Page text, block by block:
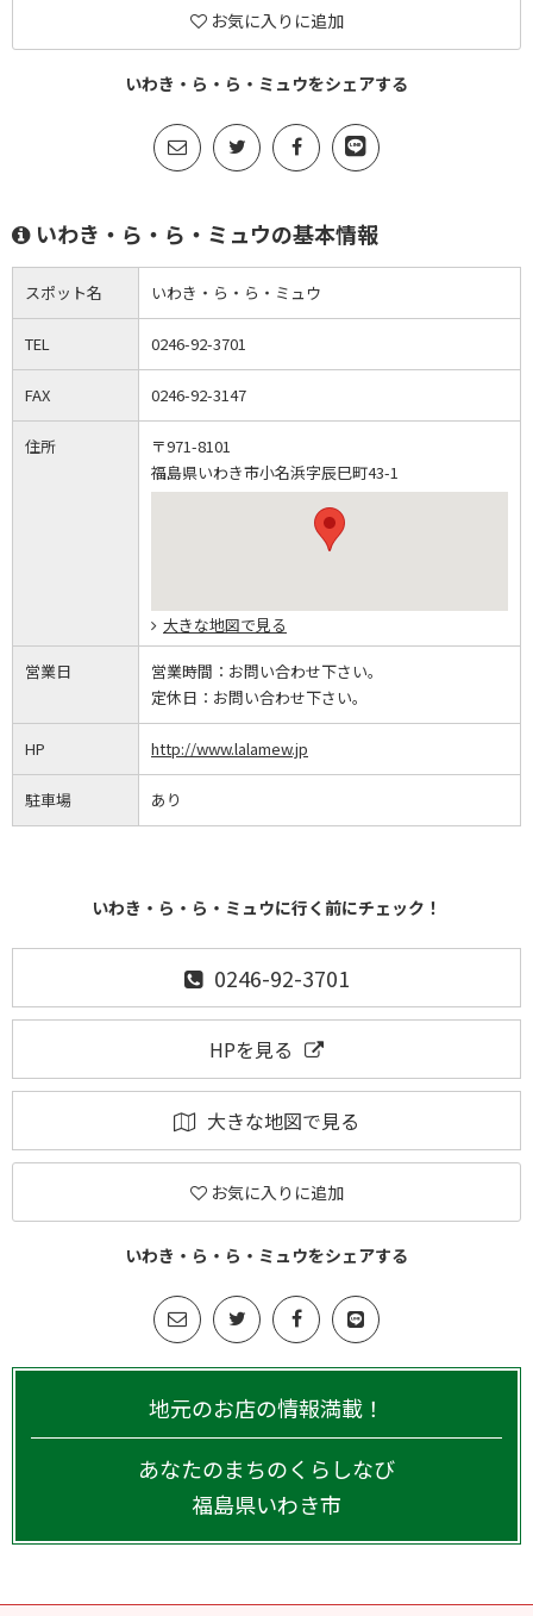
お気に入りに追加
いわき・ら・ら・ミュウをシェアする
いわき・ら・ら・ミュウの基本情報
スポット名 いわき・ら・ら・ミュウ
TEL 0246-92-3701
FAX 0246-92-3147
住所
〒971-8101
福島県いわき市小名浜字辰巳町43-1
大きな地図で見る
営業日 営業時間： お問い合わせ下さい。
定休日： お問い合わせ下さい。
HP http://www.lalamew.jp
駐車場 あり
いわき・ら・ら・ミュウに行く前にチェック！
0246-92-3701
HPを見る
大きな地図で見る
お気に入りに追加
いわき・ら・ら・ミュウをシェアする
地元のお店の情報満載！
あなたのまちのくらしなび
福島県いわき市